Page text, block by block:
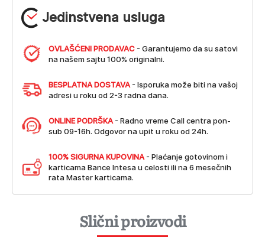
Jedinstvena usluga
OVLAŠĆENI PRODAVAC - Garantujemo da su satovi
na našem sajtu 100% originalni.
BESPLATNA DOSTAVA - Isporuka može biti na vašoj
adresi u roku od 2-3 radna dana.
ONLINE PODRŠKA - Radno vreme Call centra pon-
sub 09-16h. Odgovor na upit u roku od 24h.
100% SIGURNA KUPOVINA - Plaćanje gotovinom i
karticama Bance Intesa u celosti ili na 6 mesečnih
rata Master karticama.
Slični proizvodi